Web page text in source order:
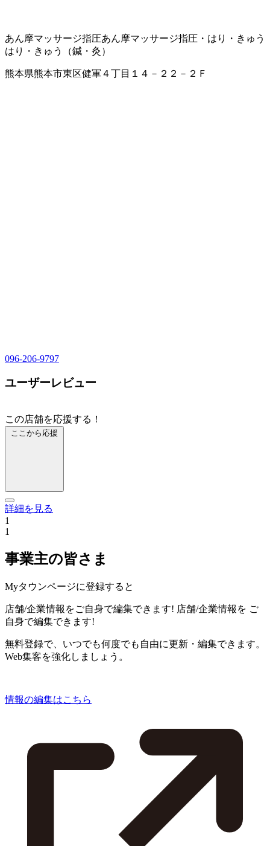
あん摩マッサージ指圧あん摩マッサージ指圧・はり・きゅう
はり・きゅう（鍼・灸）
熊本県熊本市東区健軍４丁目１４－２２－２Ｆ
096-206-9797
ユーザーレビュー
この店舗を応援する！
ここから応援
詳細を見る
1
1
事業主の皆さま
Myタウンページに登録すると
店舗/企業情報をご自身で編集できます! 店舗/企業情報を ご
自身で編集できます!
無料登録で、いつでも何度でも自由に更新・編集できます。
Web集客を強化しましょう。
情報の編集はこちら